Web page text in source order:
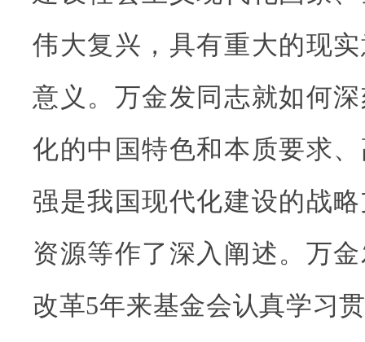
伟大复兴，具有重大的现
意义。万金发同志就如何
化的中国特色和本质要求
强是我国现代化建设的战
资源等作了深入阐述。万
改革5年来基金会认真学习